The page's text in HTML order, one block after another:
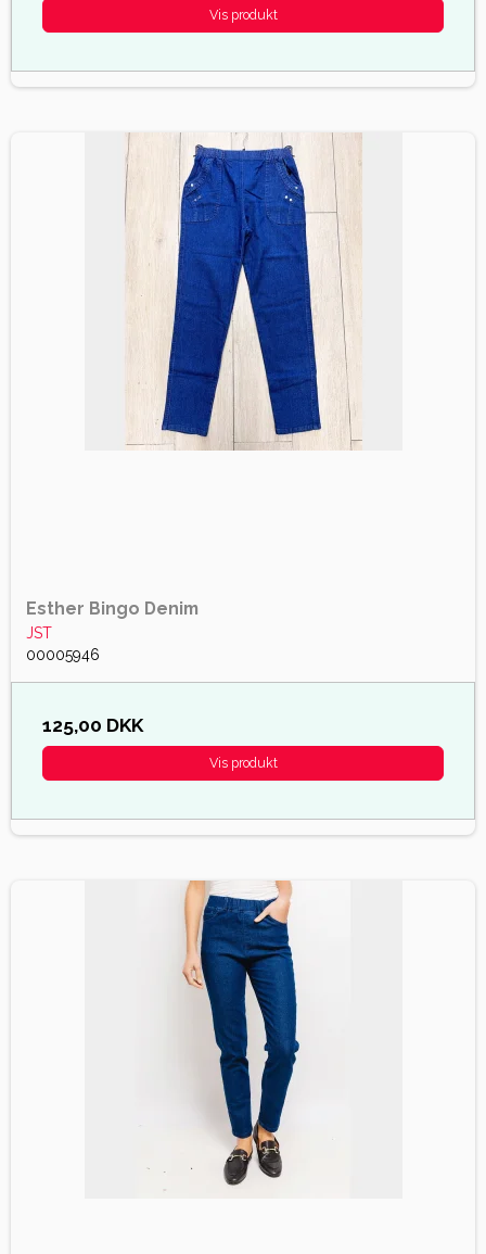
Vis produkt
Esther Bingo Denim
JST
00005946
125,00 DKK
Vis produkt